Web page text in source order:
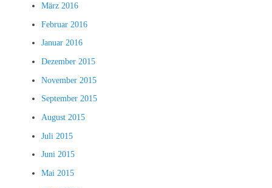
März 2016
Februar 2016
Januar 2016
Dezember 2015
November 2015
September 2015
August 2015
Juli 2015
Juni 2015
Mai 2015